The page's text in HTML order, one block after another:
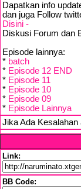
Dapatkan info
dan juga Follow
Disini -
Diskusi Forum dan
Episode lainnya:
* batch
* Episode 12 END
* Episode 11
* Episode 10
* Episode 09
* Episode Lainnya
Jika Ada Kesalahan
Link:
BB Code: